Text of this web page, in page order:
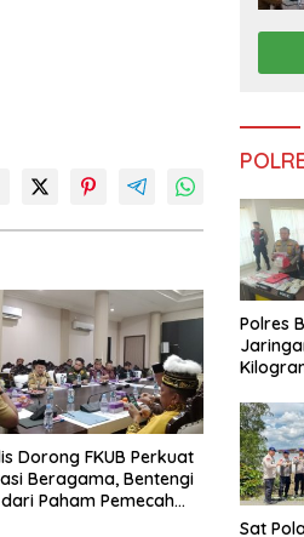
Dorong FKUB Perkuat
Beragama, Bentengi
Paham Pemecah
Polres
dari
Sat